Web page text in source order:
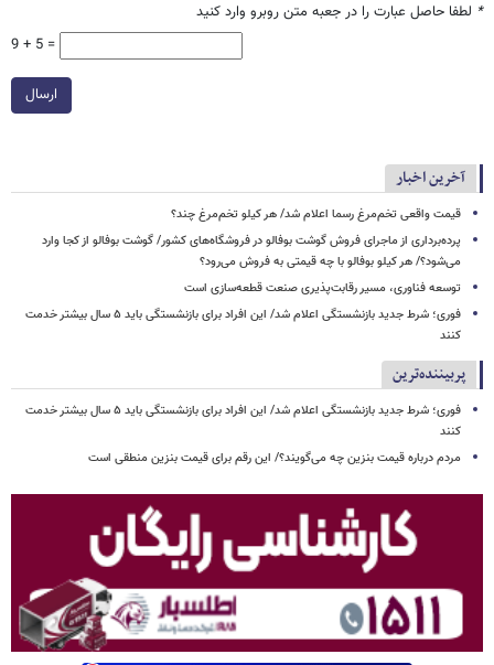
* لطفا حاصل عبارت را در جعبه متن روبرو وارد کنید
9 + 5 =
ارسال
آخرین اخبار
قیمت واقعی تخم‌مرغ رسما اعلام شد/ هر کیلو تخم‌مرغ چند؟
پرده‌برداری از ماجرای فروش گوشت بوفالو در فروشگاه‌های کشور/ گوشت بوفالو از کجا وارد
می‌شود؟/ هر کیلو بوفالو با چه قیمتی به فروش می‌رود؟
توسعه فناوری، مسیر رقابت‌پذیری صنعت قطعه‌سازی است
فوری؛ شرط جدید بازنشستگی اعلام شد/ این افراد برای بازنشستگی باید ۵ سال بیشتر خدمت
کنند
پربیننده‌ترین
فوری؛ شرط جدید بازنشستگی اعلام شد/ این افراد برای بازنشستگی باید ۵ سال بیشتر خدمت
کنند
مردم درباره قیمت بنزین چه می‌گویند؟/ این رقم برای قیمت بنزین منطقی است